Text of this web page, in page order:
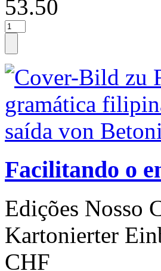
53.50
Facilitando o
Edições Nosso
Kartonierter
CHF